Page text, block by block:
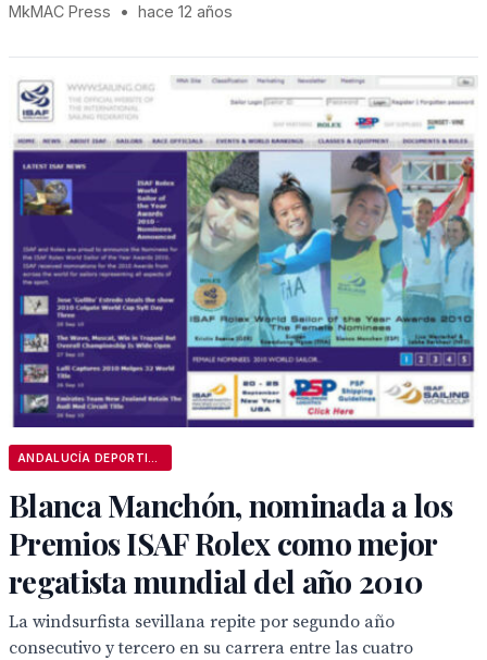
MkMAC Press • hace 12 años
Blanca Manchón, nominada a los
Premios ISAF Rolex como mejor
regatista mundial del año 2010
La windsurfista sevillana repite por segundo año
consecutivo y tercero en su carrera entre las cuatro